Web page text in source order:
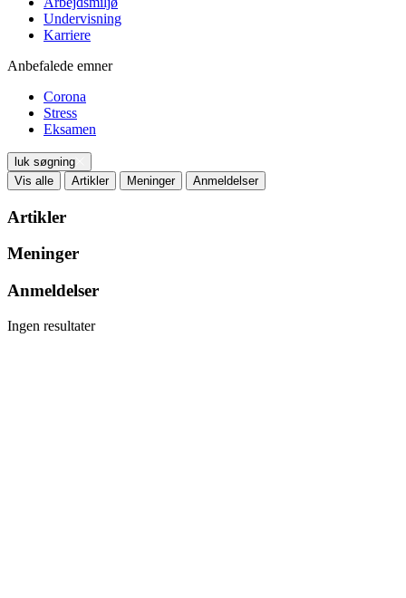
Undervisning
Karriere
Anbefalede emner
Corona
Stress
Eksamen
luk søgning
Vis alle
Artikler Meninger Anmeldelser
Artikler
Meninger
Anmeldelser
Ingen resultater